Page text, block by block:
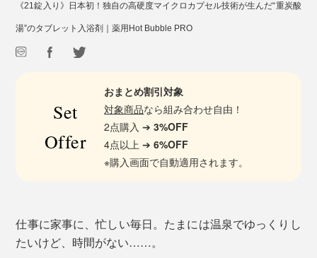
《21錠入り》日本初！独自の高硬度マイクロカプセル技術が生んだ“重炭酸
湯”のタブレット入浴剤｜薬用Hot Bubble PRO
Set
Offer
おまとめ割引対象
対象商品なら組み合わせ自由！
2点購入 ➔3%OFF
4点以上 ➔6%OFF
※購入画面で自動適用されます。
仕事に家事に、忙しい毎日。たまには温泉でゆっくりし
たいけど、時間がない……。